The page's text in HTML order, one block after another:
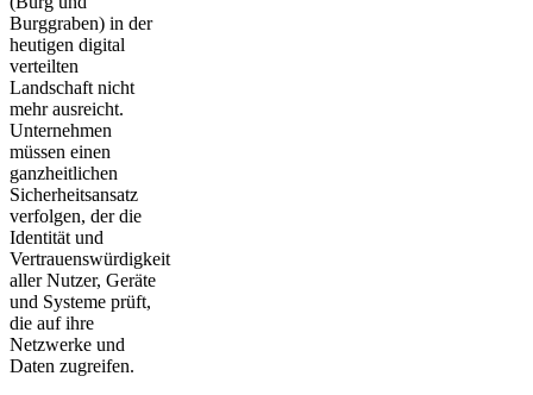
Burggraben) in der
heutigen digital
verteilten
Landschaft nicht
mehr ausreicht.
Unternehmen
müssen einen
ganzheitlichen
Sicherheitsansatz
verfolgen, der die
Identität und
Vertrauenswürdigkeit
aller Nutzer, Geräte
und Systeme prüft,
die auf ihre
Netzwerke und
Daten zugreifen.